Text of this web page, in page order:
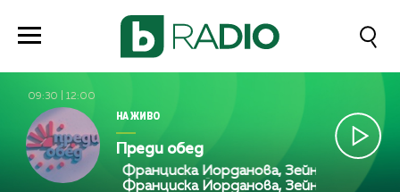
09:30 12:00
НА ЖИВО
Преди обед
Франциска Йорданова, Зейнеб
Франциска Йорданова, Зейнеб